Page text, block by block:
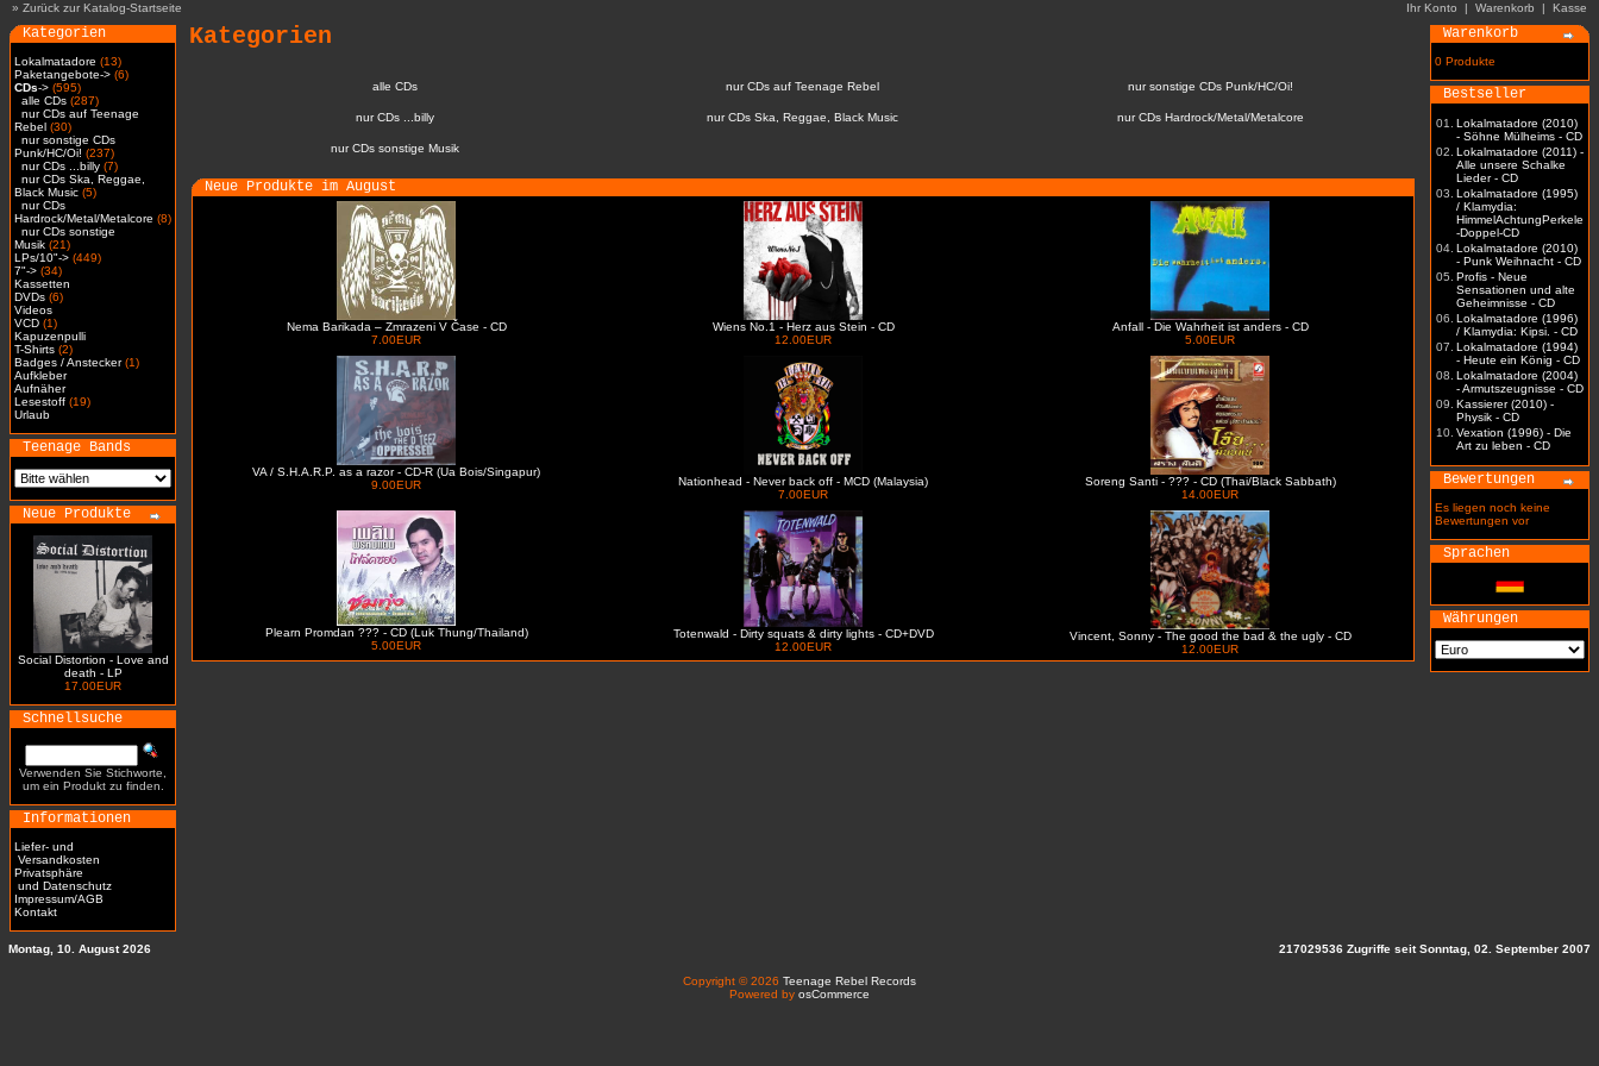
» Zurück zur Katalog-Startseite Ihr Konto | Warenkorb | Kasse
Kategorien
Lokalmatadore (13)
Paketangebote-> (6)
CDs-> (595)
alle CDs (287)
nur CDs auf Teenage
Rebel (30)
nur sonstige CDs
Punk/HC/Oi! (237)
nur CDs ...billy (7)
nur CDs Ska, Reggae,
Black Music (5)
nur CDs
Hardrock/Metal/Metalcore (8)
nur CDs sonstige
Musik (21)
LPs/10"-> (449)
7"-> (34)
Kassetten
DVDs (6)
Videos
VCD (1)
Kapuzenpulli
T-Shirts (2)
Badges / Anstecker(1)
Aufkleber
Aufnäher
Lesestoff (19)
Urlaub
Teenage Bands
Neue Produkte
Social Distortion - Love and
death - LP
17.00EUR
Schnellsuche
Verwenden Sie Stichworte,
um ein Produkt zu finden.
Informationen
Liefer- und
Versandkosten
Privatsphäre
und Datenschutz
Impressum/AGB
Kontakt
Kategorien
alle CDs nur CDs auf Teenage Rebel nur sonstige CDs Punk/HC/Oi!
nur CDs ...billy nur CDs Ska, Reggae, Black Music nur CDs Hardrock/Metal/Metalcore
nur CDs sonstige Musik
Neue Produkte im August
Nema Barikada – Zmrazeni V Čase - CD
7.00EUR
Wiens No.1 - Herz aus Stein - CD
12.00EUR
Anfall - Die Wahrheit ist anders - CD
5.00EUR
VA / S.H.A.R.P. as a razor - CD-R (Ua Bois/Singapur)
9.00EUR
Nationhead - Never back off - MCD (Malaysia)
7.00EUR
Soreng Santi - ??? - CD (Thai/Black Sabbath)
14.00EUR
Plearn Promdan ??? - CD (Luk Thung/Thailand)
5.00EUR
Totenwald - Dirty squats & dirty lights - CD+DVD
12.00EUR
Vincent, Sonny - The good the bad & the ugly - CD
12.00EUR
Warenkorb
0 Produkte
Bestseller
01.
Lokalmatadore (2010)
- Söhne Mülheims - CD
02. Lokalmatadore (2011) -
Alle unsere Schalke
Lieder - CD
03. Lokalmatadore (1995)
/ Klamydia:
HimmelAchtungPerkele
-Doppel-CD
04. Lokalmatadore (2010)
- Punk Weihnacht - CD
05. Profis - Neue
Sensationen und alte
Geheimnisse - CD
06. Lokalmatadore (1996)
/ Klamydia: Kipsi. - CD
07. Lokalmatadore (1994)
- Heute ein König - CD
08. Lokalmatadore (2004)
- Armutszeugnisse - CD
09. Kassierer (2010) -
Physik - CD
10. Vexation (1996) - Die
Art zu leben - CD
Bewertungen
Es liegen noch keine
Bewertungen vor
Sprachen
Währungen
Montag, 10. August 2026 217029536 Zugriffe seit Sonntag, 02. September 2007
Copyright © 2026 Teenage Rebel Records
Powered by osCommerce